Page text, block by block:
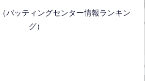
（バッティングセンター情報ランキン
グ）